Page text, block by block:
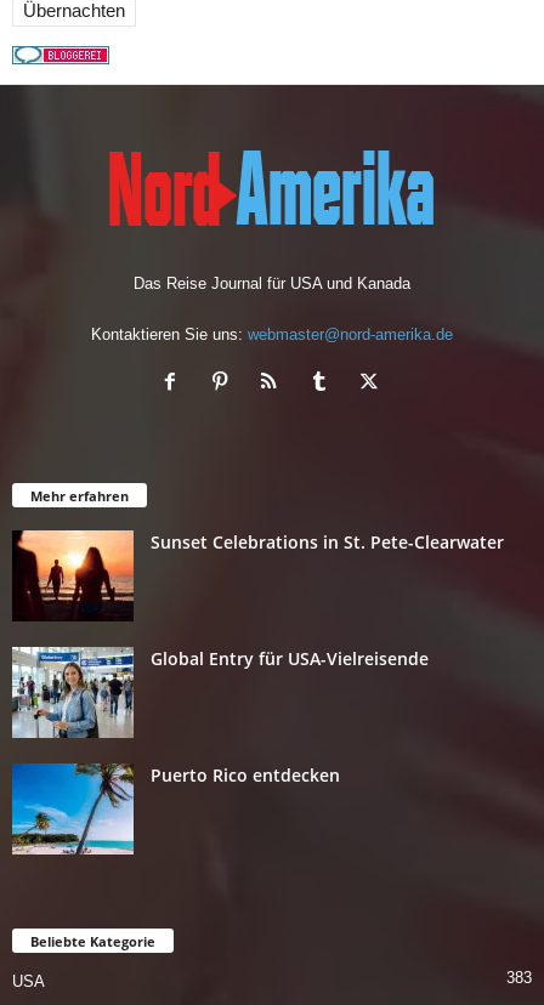
Übernachten
Das Reise Journal für USA und Kanada
Kontaktieren Sie uns: webmaster@nord-amerika.de
Mehr erfahren
Sunset Celebrations in St. Pete-Clearwater
Global Entry für USA-Vielreisende
Puerto Rico entdecken
Beliebte Kategorie
USA
383